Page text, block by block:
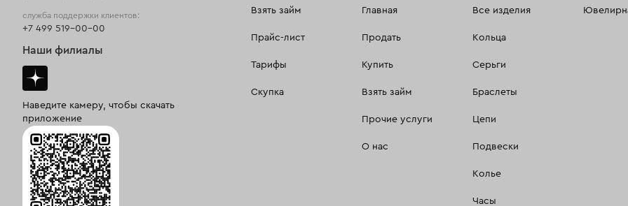
Взять займ
Прайс-лист
Тарифы
Скупка
Главная
Продать
Купить
Взять займ
Прочие услуги
О нас
Все изделия
Кольца
Серьги
Браслеты
Цепи
Подвески
Колье
Часы
служба поддержки клиентов:
+7 499 519-00-00
Наши филиалы
Наведите камеру, чтобы скачать
приложение